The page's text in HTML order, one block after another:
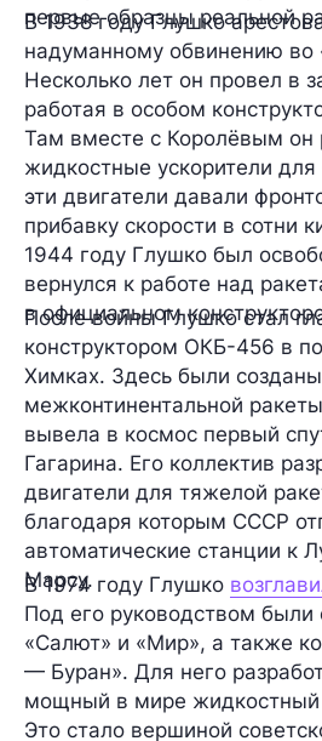
первые образцы реальной
В 1938 году Глушко
надуманному обвинению во
Несколько лет он провел в
работая в особом
Там вместе с Королёвым он
жидкостные ускорители
эти двигатели давали
прибавку скорости в сотни
1944 году Глушко был
вернулся к работе над
в официальном
После войны Глушко стал
конструктором ОКБ-456 в
Химках. Здесь были
межконтинентальной
вывела в космос первый
Гагарина. Его коллектив
двигатели для тяжелой
благодаря которым СССР
автоматические станции к
Марсу.
В 1974 году Глушко
Под его руководством были
«Салют» и «Мир», а также
— Буран». Для него
мощный в мире жидкостный
Это стало вершиной